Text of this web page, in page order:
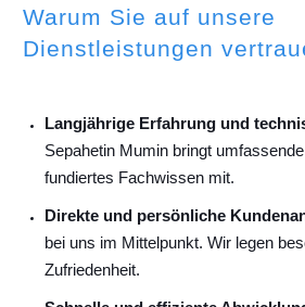
Warum Sie auf unsere
Dienstleistungen
Langjährige Erfahrung und
Sepahetin Mumin bringt
fundiertes Fachwissen mit.
Direkte und persönliche
bei uns im Mittelpunkt. Wir legen
Zufriedenheit.